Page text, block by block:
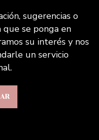
sugerencias o
se ponga en
su interés y nos
un servicio